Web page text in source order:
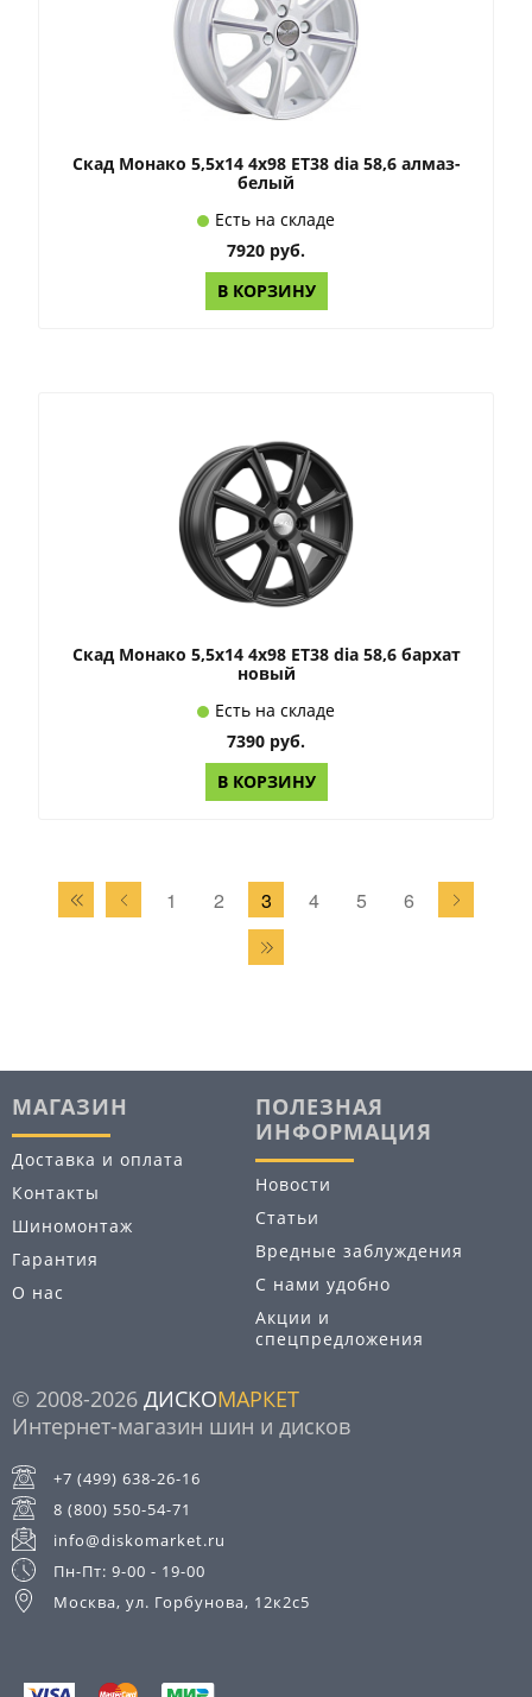
Скад Монако 5,5x14 4x98 ET38 dia 58,6 алмаз-
белый
Есть на складе
7920 руб.
В КОРЗИНУ
Скад Монако 5,5x14 4x98 ET38 dia 58,6 бархат
новый
Есть на складе
7390 руб.
В КОРЗИНУ
1 2 3 4 5 6
МАГАЗИН
Доставка и оплата
Контакты
Шиномонтаж
Гарантия
О нас
ПОЛЕЗНАЯ
ИНФОРМАЦИЯ
Новости
Статьи
Вредные заблуждения
С нами удобно
Акции и
спецпредложения
© 2008-2026 ДИСКОМАРКЕТ
Интернет-магазин шин и дисков
+7 (499) 638-26-16
8 (800) 550-54-71
info@diskomarket.ru
Пн-Пт: 9-00 - 19-00
Москва, ул. Горбунова, 12к2с5